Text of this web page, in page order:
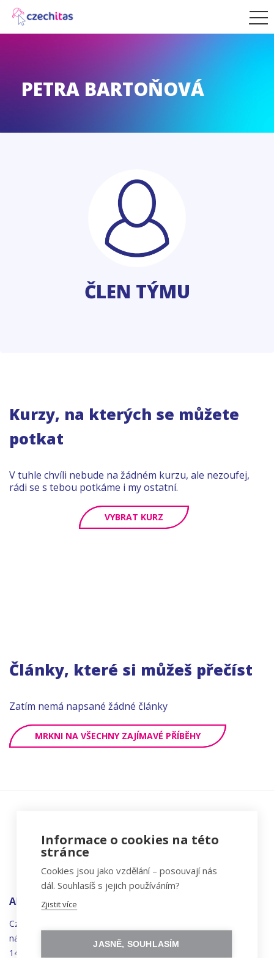
PETRA BARTOŇOVÁ
ČLEN TÝMU
Kurzy, na kterých se můžete
potkat
V tuhle chvíli nebude na žádném kurzu, ale nezoufej,
rádi se s tebou potkáme i my ostatní.
VYBRAT KURZ
Články, které si můžeš přečíst
Zatím nemá napsané žádné články
MRKNI NA VŠECHNY ZAJÍMAVÉ PŘÍBĚHY
ADRESA
Czechitas, z.ú.
náměstí
Synků 1748/17
140 00 Praha 4 - Nusle
Informace o cookies na této
stránce
Cookies jsou jako vzdělání – posouvají nás
dál. Souhlasíš s jejich používáním?
Zjistit více
JASNĚ, SOUHLASÍM